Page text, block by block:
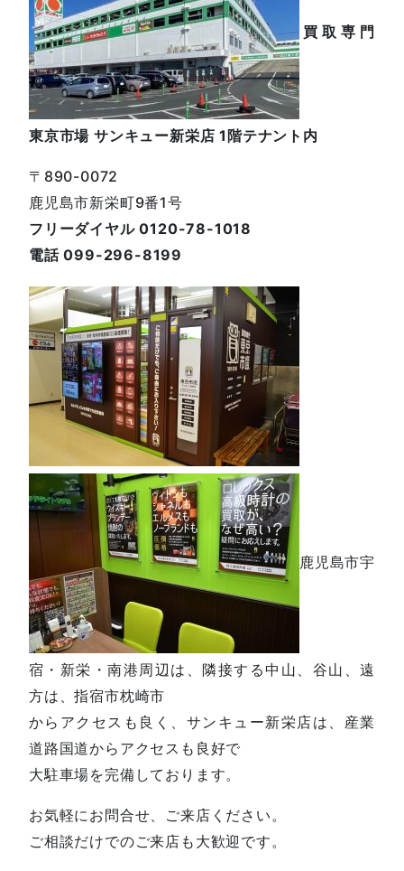
買取専門
東京市場 サンキュー新栄店 1階テナント内
〒890-0072
鹿児島市新栄町9番1号
フリーダイヤル 0120-78-1018
電話 099-296-8199
鹿児島市宇
宿・新栄・南港周辺は、隣接する中山、谷山、遠
方は、指宿市枕崎市
からアクセスも良く、サンキュー新栄店は、産業
道路国道からアクセスも良好で
大駐車場を完備しております。
お気軽にお問合せ、ご来店ください。
ご相談だけでのご来店も大歓迎です。